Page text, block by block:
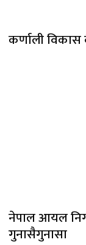
कर्णाली
नेपाल आयल
गुनासैगुनासा